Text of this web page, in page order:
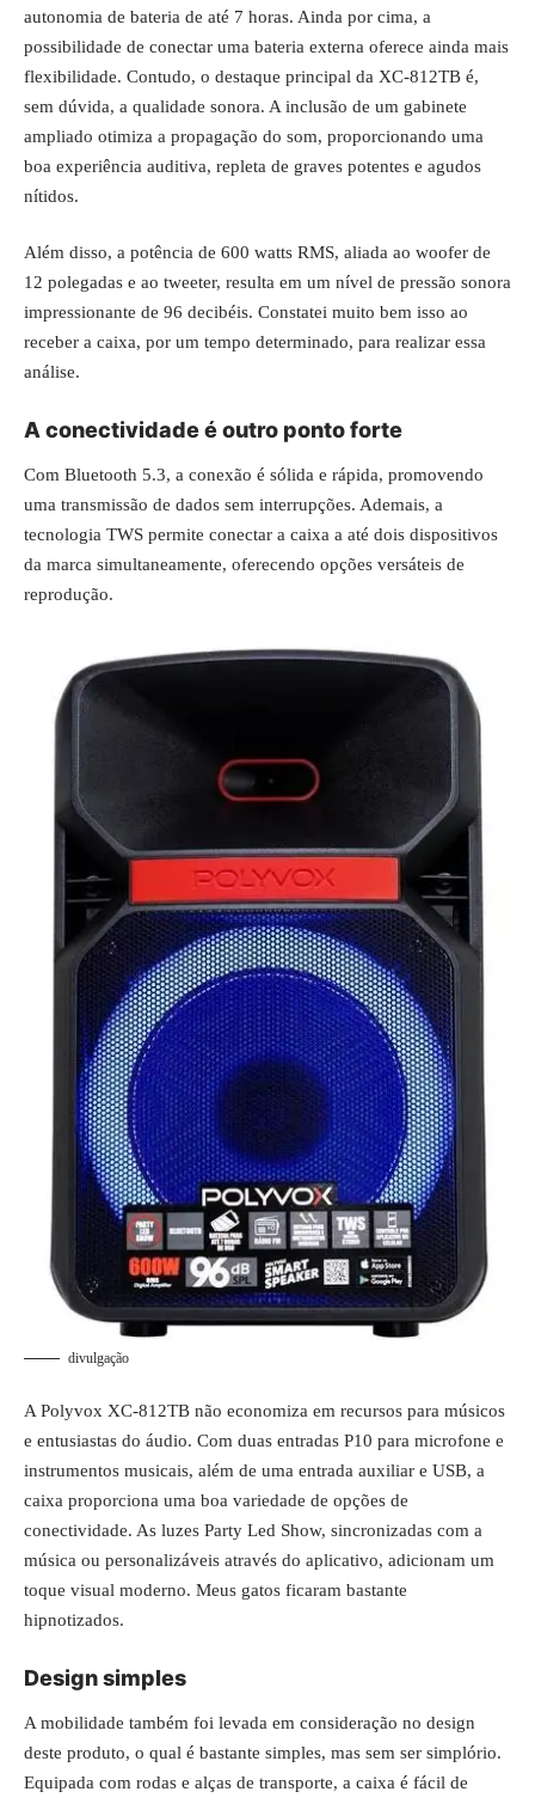
autonomia de bateria de até 7 horas. Ainda por cima, a
possibilidade de conectar uma bateria externa oferece ainda mais
flexibilidade. Contudo, o destaque principal da XC-812TB é,
sem dúvida, a qualidade sonora. A inclusão de um gabinete
ampliado otimiza a propagação do som, proporcionando uma
boa experiência auditiva, repleta de graves potentes e agudos
nítidos.
Além disso, a potência de 600 watts RMS, aliada ao woofer de
12 polegadas e ao tweeter, resulta em um nível de pressão sonora
impressionante de 96 decibéis. Constatei muito bem isso ao
receber a caixa, por um tempo determinado, para realizar essa
análise.
A conectividade é outro ponto forte
Com Bluetooth 5.3, a conexão é sólida e rápida, promovendo
uma transmissão de dados sem interrupções. Ademais, a
tecnologia TWS permite conectar a caixa a até dois dispositivos
da marca simultaneamente, oferecendo opções versáteis de
reprodução.
divulgação
A Polyvox XC-812TB não economiza em recursos para músicos
e entusiastas do áudio. Com duas entradas P10 para microfone e
instrumentos musicais, além de uma entrada auxiliar e USB, a
caixa proporciona uma boa variedade de opções de
conectividade. As luzes Party Led Show, sincronizadas com a
música ou personalizáveis através do aplicativo, adicionam um
toque visual moderno. Meus gatos ficaram bastante
hipnotizados.
Design simples
A mobilidade também foi levada em consideração no design
deste produto, o qual é bastante simples, mas sem ser simplório.
Equipada com rodas e alças de transporte, a caixa é fácil de